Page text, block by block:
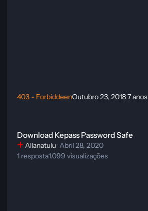
403 - ForbiddeenOutubro 23, 20187 anos
Download Kepass Password Safe
Allanatulu·Abril 28, 2020
1 resposta1.099 visualizações